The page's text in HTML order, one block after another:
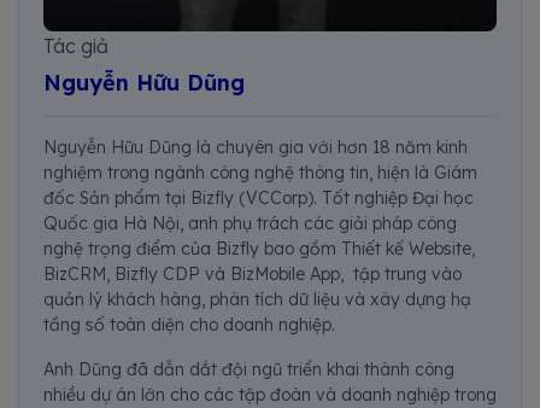
Tác giả
Nguyễn Hữu Dũng
Nguyễn Hữu Dũng là chuyên gia với hơn 18 năm kinh
nghiệm trong ngành công nghệ thông tin, hiện là Giám
đốc Sản phẩm tại Bizfly (VCCorp). Tốt nghiệp Đại học
Quốc gia Hà Nội, anh phụ trách các giải pháp công
nghệ trọng điểm của Bizfly bao gồm Thiết kế Website,
BizCRM, Bizfly CDP và BizMobile App, tập trung vào
quản lý khách hàng, phân tích dữ liệu và xây dựng hạ
tầng số toàn diện cho doanh nghiệp.
Anh Dũng đã dẫn dắt đội ngũ triển khai thành công
nhiều dự án lớn cho các tập đoàn và doanh nghiệp trong